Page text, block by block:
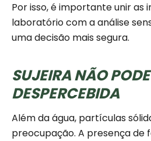
Por isso, é importante unir as
laboratório com a análise
uma decisão mais segura.
SUJEIRA NÃO
DESPERCEBIDA
Além da água, partículas
preocupação. A presença de